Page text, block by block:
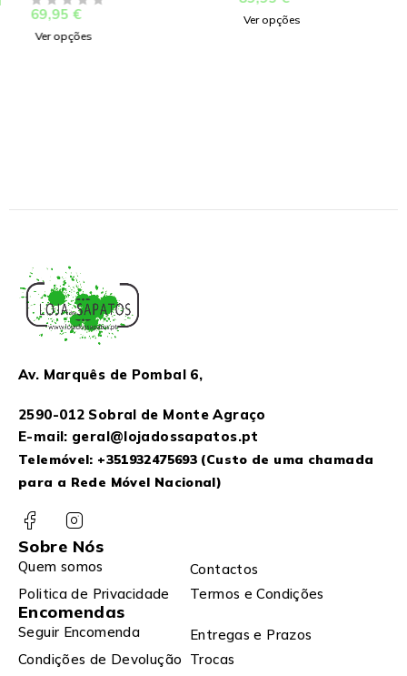
69,95€
Ver opções
Ver opções
Av. Marquês de Pombal 6,
2590-012 Sobral de Monte Agraço
E-mail: geral@lojadossapatos.pt
Telemóvel: +351932475693 (Custo de uma chamada
para a Rede Móvel Nacional)
Sobre Nós
Quem somos
Contactos
Politica de Privacidade
Termos e Condições
Encomendas
Seguir Encomenda
Entregas e Prazos
Condições de Devolução Trocas